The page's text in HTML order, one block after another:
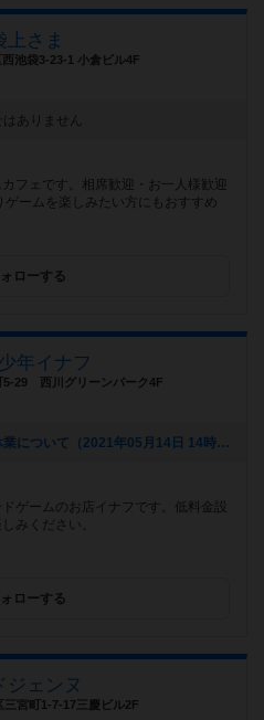
上さま
池袋3-23-1 小倉ビル4F
ありません
フェです。相席歓迎・お一人様歓迎
ームを楽しみたい方にもおすすめ
ローする
年イナフ
5-29 西川グリーンパーク4F
[NEW] 緊急事態宣言に伴う自主休業について（2021年05月14日 14時23分）
ゲームのお店イナフです。低料金設
みください。
ローする
ジェンヌ
三宮町1-7-17三慶ビル2F